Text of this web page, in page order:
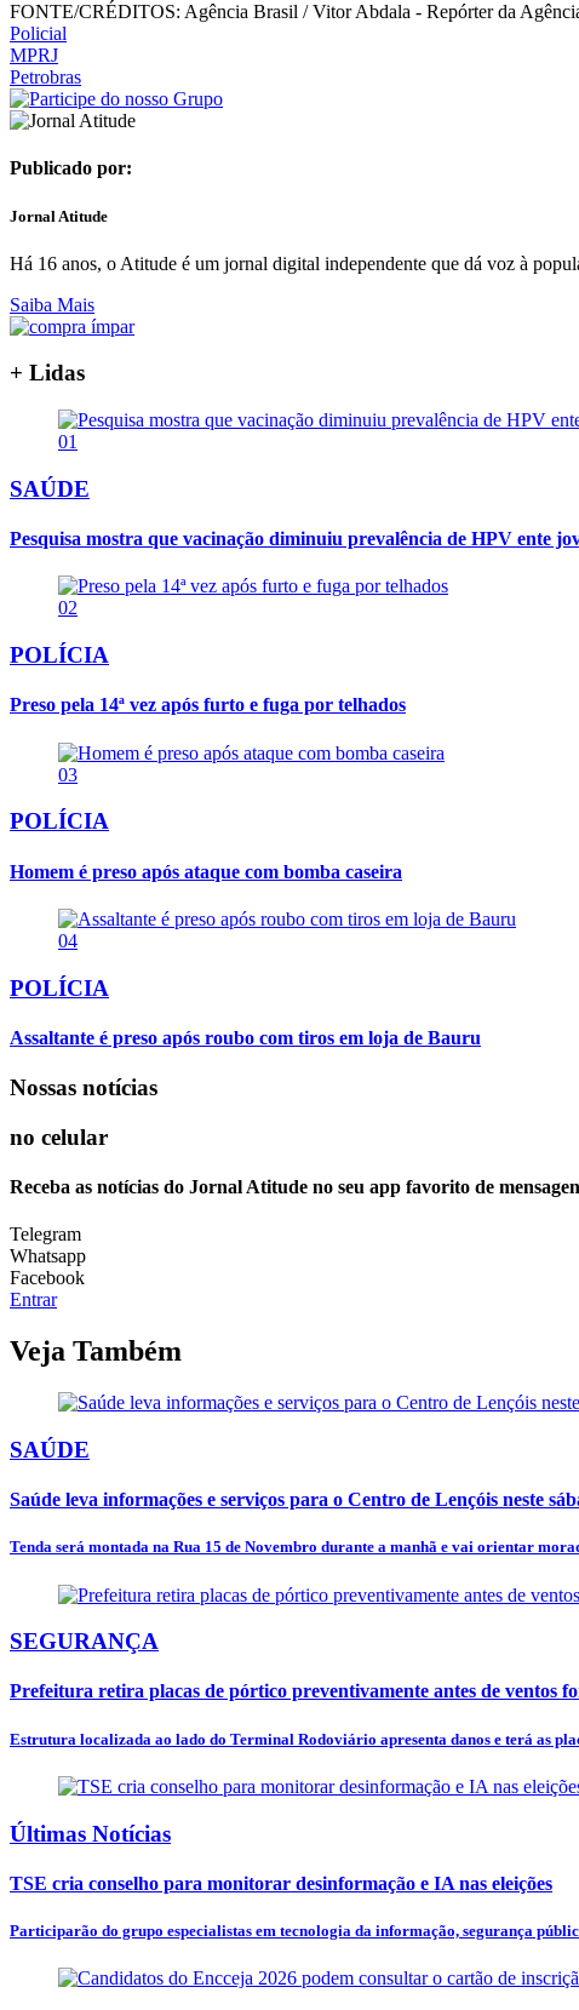
FONTE/CRÉDITOS: Agência Brasil / Vitor Abdala - Repórter da
Policial
MPRJ
Petrobras
Publicado por:
Jornal Atitude
Há 16 anos, o Atitude é um jornal digital independente que dá voz à
Saiba Mais
+ Lidas
01
SAÚDE
Pesquisa mostra que vacinação diminuiu prevalência de HPV ente
02
POLÍCIA
Preso pela 14ª vez após furto e fuga por telhados
03
POLÍCIA
Homem é preso após ataque com bomba caseira
04
POLÍCIA
Assaltante é preso após roubo com tiros em loja de Bauru
Nossas notícias
no celular
Receba as notícias do Jornal Atitude no seu app favorito de
Telegram
Whatsapp
Facebook
Entrar
Veja Também
SAÚDE
Saúde leva informações e serviços para o Centro de Lençóis neste
Tenda será montada na Rua 15 de Novembro durante a manhã e vai orientar
SEGURANÇA
Prefeitura retira placas de pórtico preventivamente antes de ventos
Estrutura localizada ao lado do Terminal Rodoviário apresenta danos e terá as
Últimas Notícias
TSE cria conselho para monitorar desinformação e IA nas eleições
Participarão do grupo especialistas em tecnologia da informação, segurança